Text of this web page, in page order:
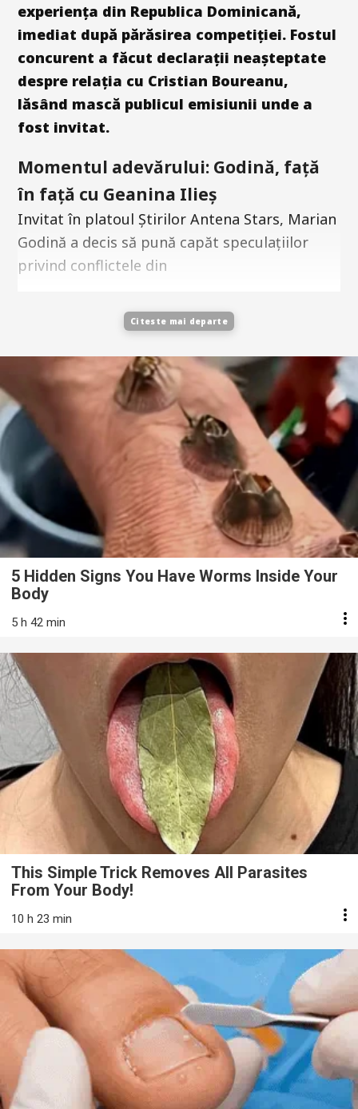
experiența din Republica Dominicană,
imediat după părăsirea competiției. Fostul
concurent a făcut declarații neașteptate
despre relația cu Cristian Boureanu,
lăsând mască publicul emisiunii unde a
fost invitat.
Momentul adevărului: Godină, față
în față cu Geanina Ilieș
Invitat în platoul Știrilor Antena Stars, Marian
Godină a decis să pună capăt speculațiilor
privind conflictele din
Citeste mai departe
5 Hidden Signs You Have Worms Inside Your
Body
5 h 42 min
This Simple Trick Removes All Parasites
From Your Body!
10 h 23 min